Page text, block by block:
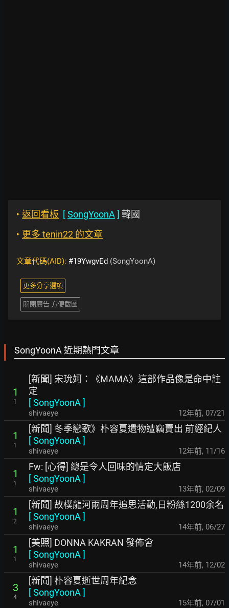
‣ 返回看板 [SongYoonA ] 韓國
‣ 更多 tenin22 的文章
文章代碼(AID): #19YwgvEd (SongYoonA)
更多分享選項
關閉廣告 方便截圖
SongYoonA 近期熱門文章
1
1
[新聞] 宋玧妸：《MAMA》這部作品像是命中註
定
[SongYoonA ]
shivaeye 12年前, 07/21
1
1
[新聞] 冬季戀歌》朴容夏遺物遭竊賣出 前經紀人
[SongYoonA ]
shivaeye 12年前, 11/16
1
1
Fw: [心得] 總是令人回味的情定大飯店
[SongYoonA ]
shivaeye 13年前, 02/09
1
2
[新聞] 故樸龍河兩周年追思活動,日粉絲1200余名
[SongYoonA ]
shivaeye 14年前, 06/27
1
1
[美照] DONNA KAKRAN 發佈會
[SongYoonA ]
shivaeye 14年前, 12/02
3
4
[新聞] 朴容夏逝世周年紀念
[SongYoonA ]
shivaeye 15年前, 07/01